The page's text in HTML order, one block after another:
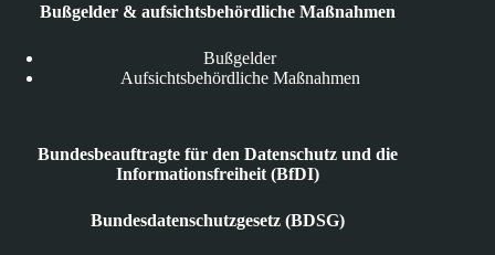
Bußgelder & aufsichtsbehördliche Maßnahmen
Bußgelder
Aufsichtsbehördliche Maßnahmen
Bundesbeauftragte für den Datenschutz und die
Informationsfreiheit (BfDI)
Bundesdatenschutzgesetz (BDSG)